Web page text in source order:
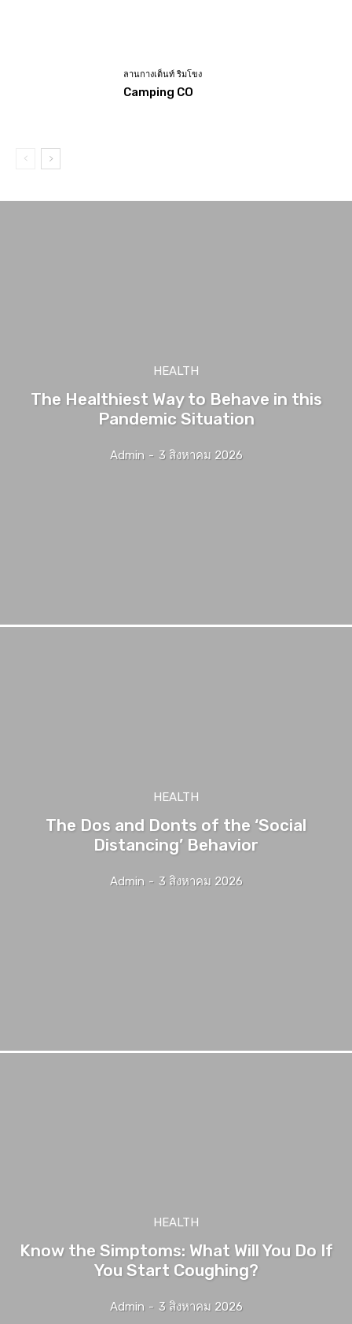
ลานกางเต็นท์ ริมโขง
Camping CO
HEALTH
The Healthiest Way to Behave in this
Pandemic Situation
Admin - 3 สิงหาคม 2026
HEALTH
The Dos and Donts of the ‘Social
Distancing’ Behavior
Admin - 3 สิงหาคม 2026
HEALTH
Know the Simptoms: What Will You Do If
You Start Coughing?
Admin - 3 สิงหาคม 2026